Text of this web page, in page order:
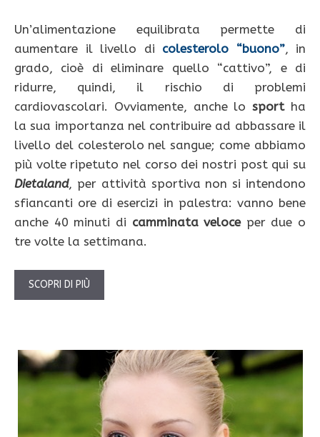
Un’alimentazione equilibrata permette di
aumentare il livello di colesterolo “buono”, in
grado, cioè di eliminare quello “cattivo”, e di
ridurre, quindi, il rischio di problemi
cardiovascolari. Ovviamente, anche losportha
la sua importanza nel contribuire ad abbassare il
livello del colesterolo nel sangue; come abbiamo
più volte ripetuto nel corso dei nostri post qui su
Dietaland, per attività sportiva non si intendono
sfiancanti ore di esercizi in palestra: vanno bene
anche 40 minuti di camminata veloceper due o
tre volte la settimana.
SCOPRI DI PIÙ